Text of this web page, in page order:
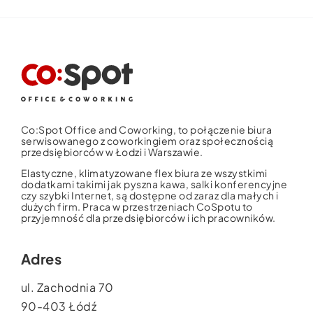
Co:Spot Office and Coworking, to połączenie biura
serwisowanego z coworkingiem oraz społecznością
przedsiębiorców w Łodzi i Warszawie.
Elastyczne, klimatyzowane flex biura ze wszystkimi
dodatkami takimi jak pyszna kawa, salki konferencyjne
czy szybki Internet, są dostępne od zaraz dla małych i
dużych firm. Praca w przestrzeniach CoSpotu to
przyjemność dla przedsiębiorców i ich pracowników.
Adres
ul. Zachodnia 70
90-403 Łódź